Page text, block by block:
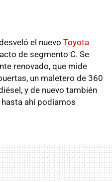
el nuevo Toyota
de segmento C. Se
renovado, que mide
un maletero de 360
y de nuevo también
hasta ahí podíamos